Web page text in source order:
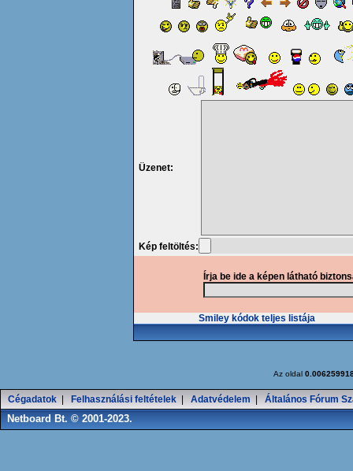
Üzenet:
Kép feltöltés:
Írja be ide a képen látható
Smiley kódok teljes listája
Az oldal
Cégadatok Felhasználási feltételek Adatvédelem Általános Fórum
Netboard Bt. © 2001-2023.